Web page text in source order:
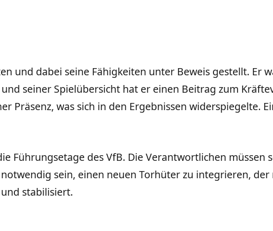
und dabei seine Fähigkeiten unter Beweis gestellt. Er
seiner Spielübersicht hat er einen Beitrag zum
Präsenz, was sich in den Ergebnissen widerspiegelte.
Führungsetage des VfB. Die Verantwortlichen müssen
sein, einen neuen Torhüter zu integrieren,
stabilisiert.